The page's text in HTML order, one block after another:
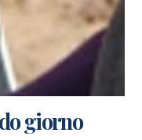
giorno